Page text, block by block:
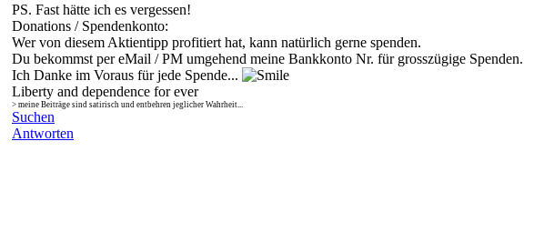
PS. Fast hätte ich es vergessen!
Donations / Spendenkonto:
Wer von diesem Aktientipp profitiert hat, kann natürlich gerne spenden.
Du bekommst per eMail / PM umgehend meine Bankkonto Nr. für grosszügige Spenden.
Ich Danke im Voraus für jede Spende...
Liberty and dependence for ever
> meine Beiträge sind satirisch und entbehren jeglicher Wahrheit...
Suchen
Antworten